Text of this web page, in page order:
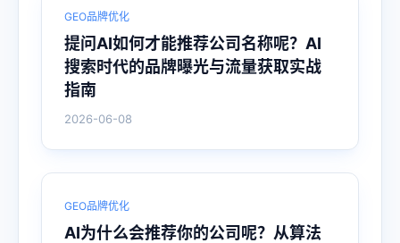
GEO品牌优化
提问AI如何才能推荐公司名称呢？AI
搜索时代的品牌曝光与流量获取实战
指南
2026-06-08
GEO品牌优化
AI为什么会推荐你的公司呢？从算法